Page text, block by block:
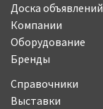
Доска объявлений
Компании
Оборудование
Бренды
Справочники
Выставки